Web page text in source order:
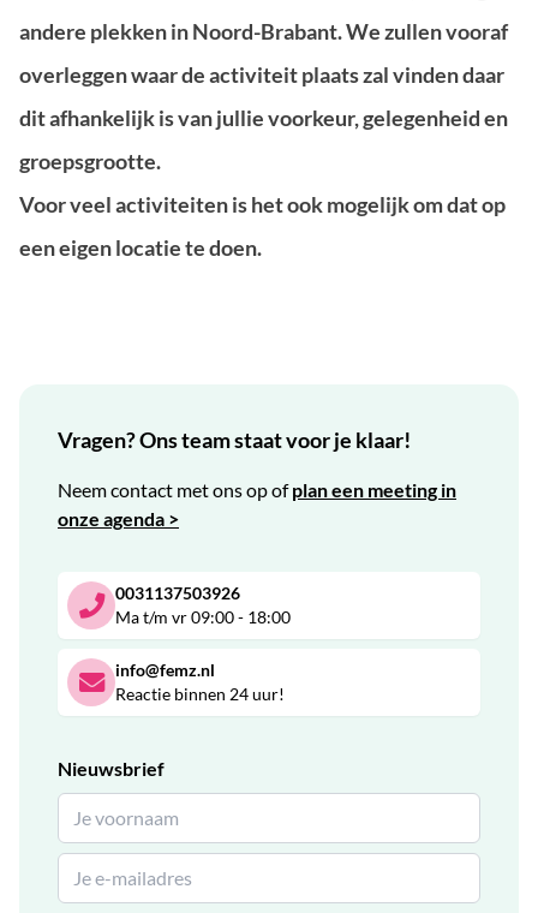
andere plekken in Noord-Brabant. We zullen vooraf
overleggen waar de activiteit plaats zal vinden daar
dit afhankelijk is van jullie voorkeur, gelegenheid en
groepsgrootte.
Voor veel activiteiten is het ook mogelijk om dat op
een eigen locatie te doen.
Vragen? Ons team staat voor je klaar!
Neem contact met ons op ofplan een meeting in
onze agenda >
0031137503926
Ma t/m vr 09:00 - 18:00
info@femz.nl
Reactie binnen 24 uur!
Nieuwsbrief